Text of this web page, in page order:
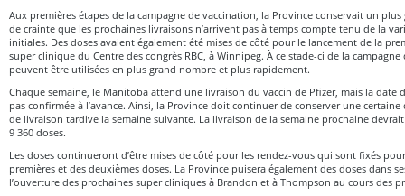
Aux premières étapes de la campagne de vaccination, la Province conservait un
de crainte que les prochaines livraisons n’arrivent pas à temps compte tenu de la
initiales. Des doses avaient également été mises de côté pour le lancement de la
super clinique du Centre des congrès RBC, à Winnipeg. À ce stade-ci de la
peuvent être utilisées en plus grand nombre et plus rapidement.
Chaque semaine, le Manitoba attend une livraison du vaccin de Pfizer, mais la date
pas confirmée à l’avance. Ainsi, la Province doit continuer de conserver une
de livraison tardive la semaine suivante. La livraison de la semaine prochaine
9 360 doses.
Les doses continueront d’être mises de côté pour les rendez-vous qui sont fixés
premières et des deuxièmes doses. La Province puisera également des doses dans
l’ouverture des prochaines super cliniques à Brandon et à Thompson au cours des